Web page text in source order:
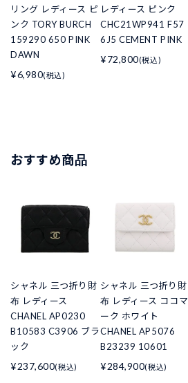
リング レディース ピ
ンク TORY BURCH
159290 650 PINK
DAWN
¥6,980(税込)
レディース ピンク
CHC21WP941 F57
6J5 CEMENT PINK
¥72,800(税込)
おすすめ商品
シャネル 三つ折り財
布 レディース
CHANEL AP0230
B10583 C3906 ブラ
ック
¥237,600(税込)
シャネル 三つ折り財
布 レディース ココマ
ーク ホワイト
CHANEL AP5076
B23239 10601
¥284,900(税込)